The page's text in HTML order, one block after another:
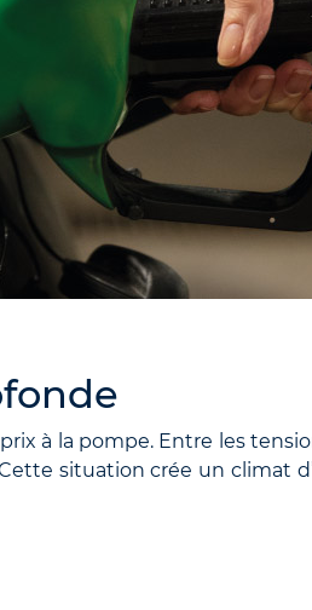
à la pompe. Entre les
situation crée un